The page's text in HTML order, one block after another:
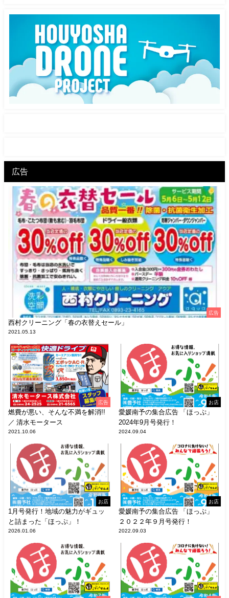
広告
広告
西村クリーニング「春の衣替えセール」
2021.05.13
広告
燃費が悪い、そんな不満を解消!!
／ 清水モータース
2021.10.06
お店
愛媛南予の集合広告 「ほっぷ」
2024年9月号発行！
2024.09.04
お店
1月号発行！地域の魅力がギュッ
と詰まった「ほっぷ」！
2026.01.06
お店
愛媛南予の集合広告 「ほっぷ」
２０２２年９月号発行！
2022.09.03